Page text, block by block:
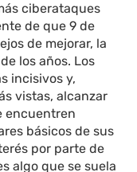
ciberataques
de que 9 de
de mejorar, la
los años. Los
incisivos y,
vistas, alcanzar
encuentren
básicos de sus
por parte de
algo que se suela